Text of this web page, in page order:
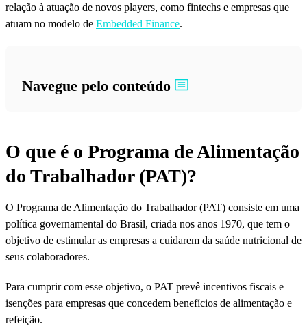
relação à atuação de novos players, como fintechs e empresas que
atuam no modelo de Embedded Finance.
Navegue pelo conteúdo
O que é o Programa de Alimentação
do Trabalhador (PAT)?
O Programa de Alimentação do Trabalhador (PAT) consiste em uma
política governamental do Brasil, criada nos anos 1970, que tem o
objetivo de estimular as empresas a cuidarem da saúde nutricional de
seus colaboradores.
Para cumprir com esse objetivo, o PAT prevê incentivos fiscais e
isenções para empresas que concedem benefícios de alimentação e
refeição.